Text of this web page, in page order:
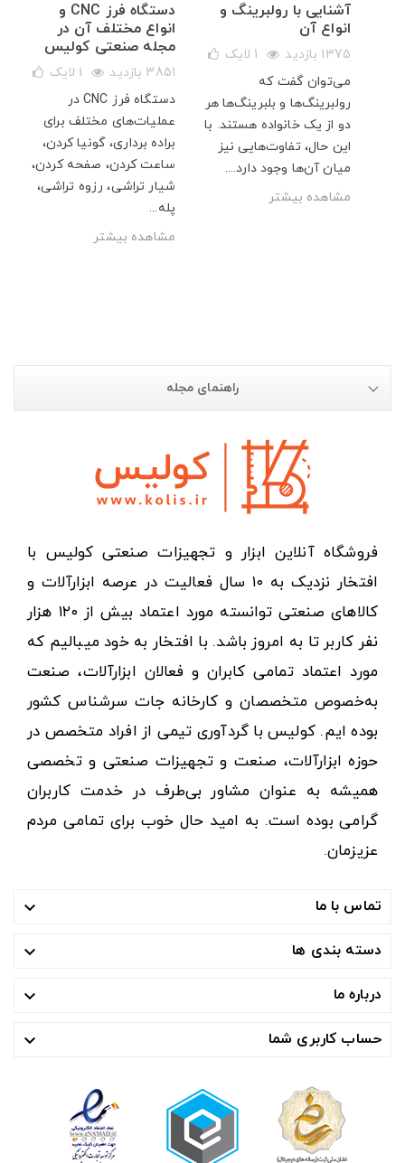
دستگاه فرز CNC و
انواع مختلف آن در
مجله صنعتی کولیس
3851 بازدید 1 لایک
دستگاه فرز CNC در
عملیات‌های مختلف برای
براده‌ برداری، گونیا کردن،
ساعت کردن، صفحه کردن،
شیار تراشی، رزوه تراشی،
پله...
مشاهده بیشتر
آشنایی با رولبرینگ و
انواع آن
1375 بازدید 1 لایک
می‌توان گفت که
رولبرینگ‌ها و بلبرینگ‌ها هر
دو از یک خانواده هستند. با
این حال، تفاوت‌هایی نیز
میان‌ آن‌ها وجود دارد....
مشاهده بیشتر
راهنمای مجله
فروشگاه آنلاین ابزار و تجهیزات صنعتی کولیس با
افتخار نزدیک به ۱۰ سال فعالیت در عرصه ابزارآلات و
کالاهای صنعتی توانسته مورد اعتماد بیش از ۱۲۰ هزار
نفر کاربر تا به امروز باشد. با افتخار به خود میبالیم که
مورد اعتماد تمامی کابران و فعالان ابزارآلات، صنعت
به‌خصوص متخصصان و کارخانه جات سرشناس کشور
بوده ایم. کولیس با گردآوری تیمی از افراد متخصص در
حوزه ابزارآلات، صنعت و تجهیزات صنعتی و تخصصی
همیشه به عنوان مشاور بی‌طرف در خدمت کاربران
گرامی بوده است. به امید حال خوب برای تمامی مردم
عزیزمان.
تماس با ما 
دسته بندی ها 
درباره ما 
حساب کاربری شما 